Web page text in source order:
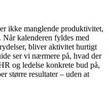
ikke manglende produktivitet,
kalenderen fyldes med
bliver aktivitet hurtigt
ser vi nærmere på, hvad der
og ledelse konkrete bud på,
større resultater – uden at